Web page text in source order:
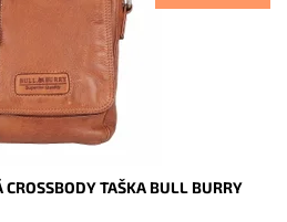
TAŠKA BULL BURRY